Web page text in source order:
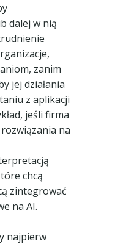
dalej w nią
zanim
jej działania
z aplikacji
jeśli firma
na
chcą
zintegrować
na AI.
najpierw